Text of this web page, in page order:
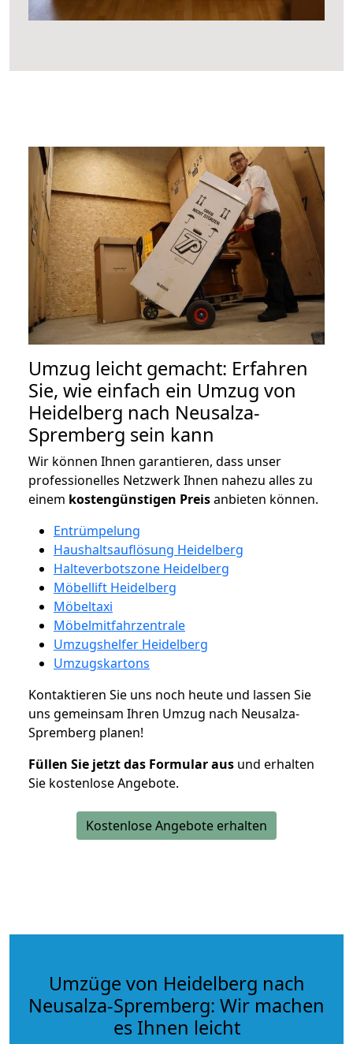
Umzug leicht gemacht: Erfahren
Sie, wie einfach ein Umzug von
Heidelberg nach Neusalza-
Spremberg sein kann
Wir können Ihnen garantieren, dass unser
professionelles Netzwerk Ihnen nahezu alles zu
einem kostengünstigen Preisanbieten können.
Entrümpelung
Haushaltsauflösung Heidelberg
Halteverbotszone Heidelberg
Möbellift Heidelberg
Möbeltaxi
Möbelmitfahrzentrale
Umzugshelfer Heidelberg
Umzugskartons
Kontaktieren Sie uns noch heute und lassen Sie
uns gemeinsam Ihren Umzug nach Neusalza-
Spremberg planen!
Füllen Sie jetzt das Formular aus und erhalten
Sie kostenlose Angebote.
Kostenlose Angebote erhalten
Umzüge von Heidelberg nach
Neusalza-Spremberg: Wir machen
es Ihnen leicht